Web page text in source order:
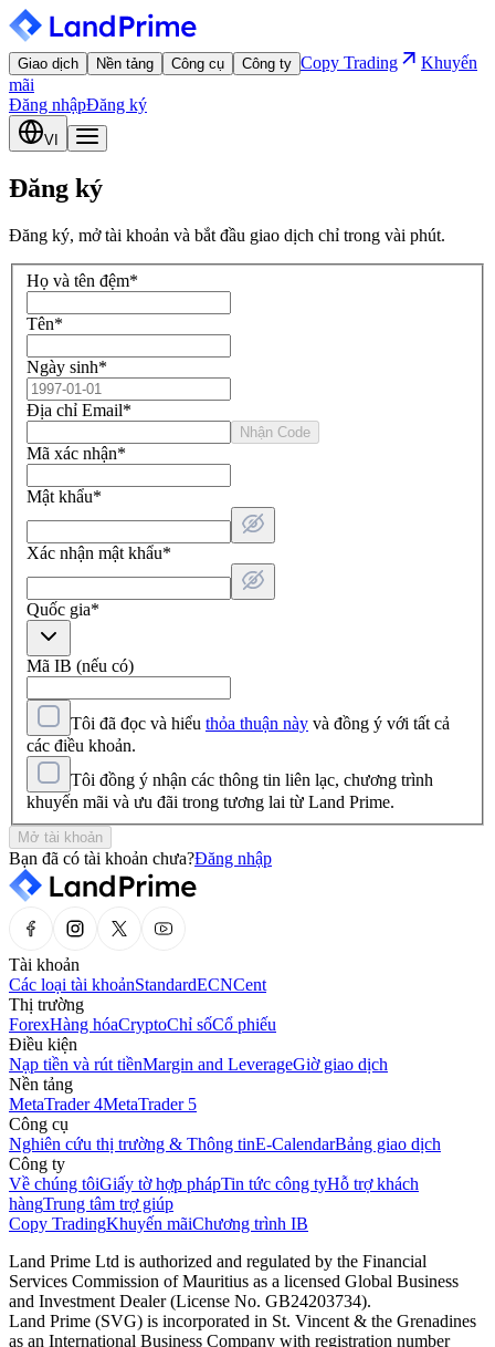
Giao dịch Nền tảng Công cụ Công ty Copy Trading
Khuyến
mãi
Đăng nhậpĐăng ký
VI
Đăng ký
Đăng ký, mở tài khoản và bắt đầu giao dịch chỉ trong vài phút.
Họ và tên đệm*
Tên*
Ngày sinh*
Địa chỉ Email*
Nhận Code
Mã xác nhận*
Mật khẩu*
Xác nhận mật khẩu*
Quốc gia*
Mã IB (nếu có)
Tôi đã đọc và hiểu thỏa thuận này và đồng ý với tất cả
các điều khoản.
Tôi đồng ý nhận các thông tin liên lạc, chương trình
khuyến mãi và ưu đãi trong tương lai từ Land Prime.
Mở tài khoản
Bạn đã có tài khoản chưa?Đăng nhập
Tài khoản
Các loại tài khoảnStandardECNCent
Thị trường
ForexHàng hóaCryptoChỉ sốCổ phiếu
Điều kiện
Nạp tiền và rút tiềnMargin and LeverageGiờ giao dịch
Nền tảng
MetaTrader 4MetaTrader 5
Công cụ
Nghiên cứu thị trường & Thông tinE-CalendarBảng giao dịch
Công ty
Về chúng tôiGiấy tờ hợp phápTin tức công tyHỗ trợ khách
hàngTrung tâm trợ giúp
Copy TradingKhuyến mãiChương trình IB
Land Prime Ltd is authorized and regulated by the Financial
Services Commission of Mauritius as a licensed Global Business
and Investment Dealer (License No. GB24203734).
Land Prime (SVG) is incorporated in St. Vincent & the Grenadines
as an International Business Company with registration number